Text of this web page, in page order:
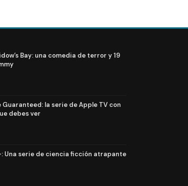
Bay: una comedia de terror y 19
Guaranteed: la serie de Apple TV con
debes ver
Una serie de ciencia ficción atrapante